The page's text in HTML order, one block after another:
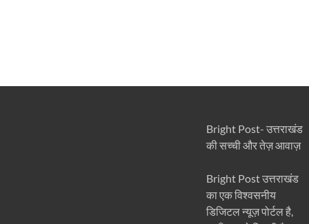
Bright Post- उत्तराखंड
की सच्ची और तेज़ आवाज़
Bright Post उत्तराखंड
का एक विश्वसनीय
डिजिटल न्यूज़ पोर्टल है,